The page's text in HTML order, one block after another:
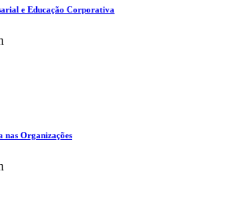
e Educação Corporativa
nas Organizações